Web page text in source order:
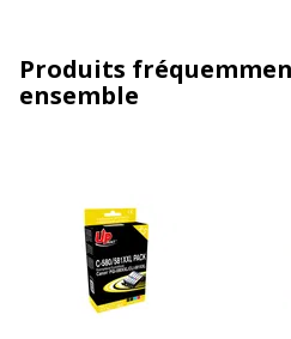
Produits
ensemble